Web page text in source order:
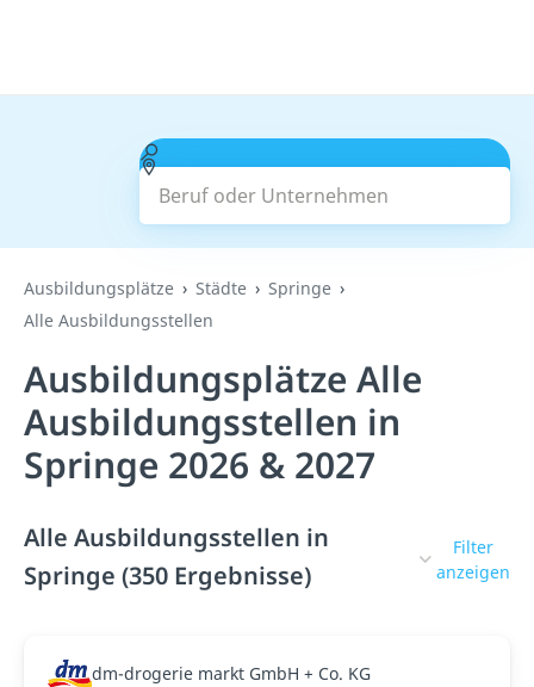
Beruf oder Unternehmen
Suchen
Ausbildungsplätze Städte
Springe
Alle Ausbildungsstellen
Ausbildungsplätze Alle
Ausbildungsstellen in
Springe 2026 & 2027
Alle Ausbildungsstellen in
Springe (350 Ergebnisse)
Filter
anzeigen
dm-drogerie markt GmbH + Co. KG